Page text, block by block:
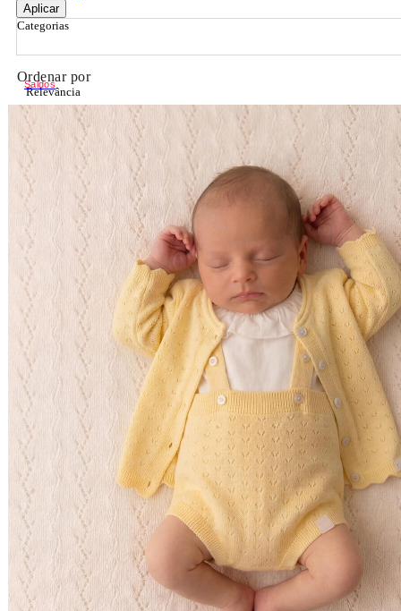
Aplicar
Categorias
Ordenar por
Relevância
Relevância
Preço Crescente
Preço Decrescente
Nome do Produto A - Z
Nome do Produto Z - A
Filtrar & Ordenar
Saldos